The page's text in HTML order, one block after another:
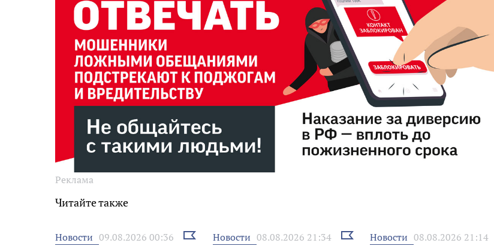
Реклама
Читайте также
Новости 09.08.2026 00:36
Выбрать
новость
Новости 08.08.2026 21:34
Выбрать
новость
Новости 08.08.2026 21:14